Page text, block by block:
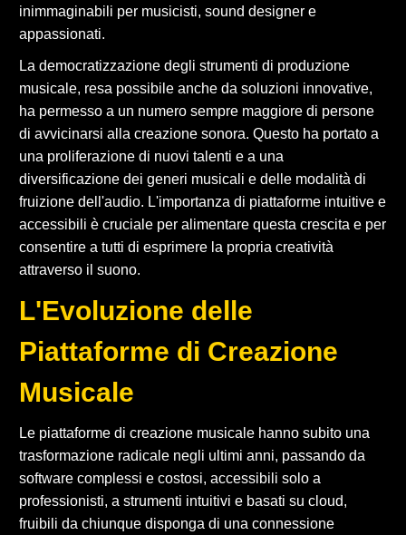
inimmaginabili per musicisti, sound designer e
appassionati.
La democratizzazione degli strumenti di produzione
musicale, resa possibile anche da soluzioni innovative,
ha permesso a un numero sempre maggiore di persone
di avvicinarsi alla creazione sonora. Questo ha portato a
una proliferazione di nuovi talenti e a una
diversificazione dei generi musicali e delle modalità di
fruizione dell'audio. L'importanza di piattaforme intuitive e
accessibili è cruciale per alimentare questa crescita e per
consentire a tutti di esprimere la propria creatività
attraverso il suono.
L'Evoluzione delle
Piattaforme di Creazione
Musicale
Le piattaforme di creazione musicale hanno subito una
trasformazione radicale negli ultimi anni, passando da
software complessi e costosi, accessibili solo a
professionisti, a strumenti intuitivi e basati su cloud,
fruibili da chiunque disponga di una connessione